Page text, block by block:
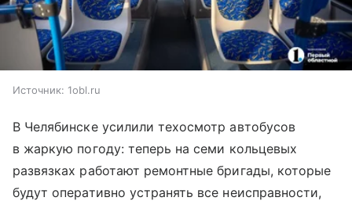
Источник: 1obl.ru
В Челябинске усилили техосмотр автобусов
в жаркую погоду: теперь на семи кольцевых
развязках работают ремонтные бригады, которые
будут оперативно устранять все неисправности,